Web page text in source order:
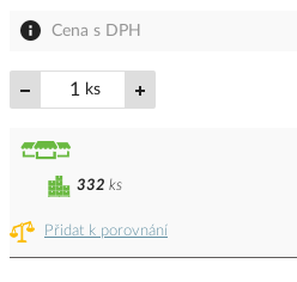
Cena s DPH
ks
Přidat k porovnání
332 ks